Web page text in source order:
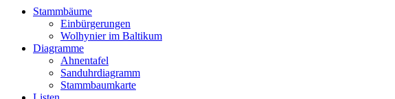
Stammbäume
Einbürgerungen
Wolhynier im Baltikum
Diagramme
Ahnentafel
Sanduhrdiagramm
Stammbaumkarte